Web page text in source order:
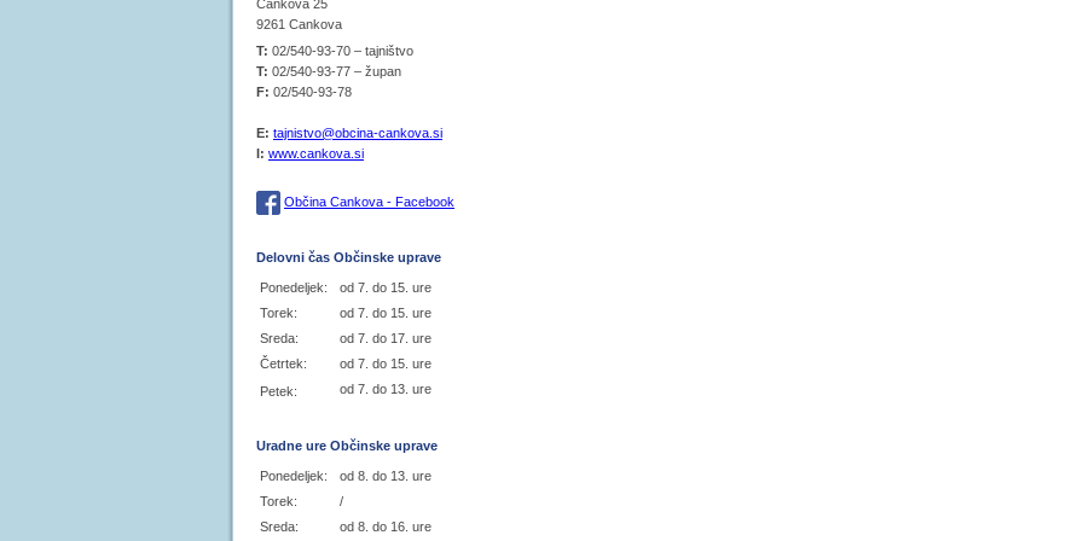
Cankova 25
9261 Cankova
T: 02/540-93-70 – tajništvo
T: 02/540-93-77 – župan
F: 02/540-93-78
E: tajnistvo@obcina-cankova.si
I: www.cankova.si
Občina Cankova - Facebook
Delovni čas Občinske uprave
Ponedeljek:
od 7. do 15. ure
Torek:
od 7. do 15. ure
Sreda:
od 7. do 17. ure
Četrtek:
od 7. do 15. ure
Petek:
od 7. do 13. ure
Uradne ure Občinske uprave
Ponedeljek:
od 8. do 13. ure
Torek:
/
Sreda:
od 8. do 16. ure